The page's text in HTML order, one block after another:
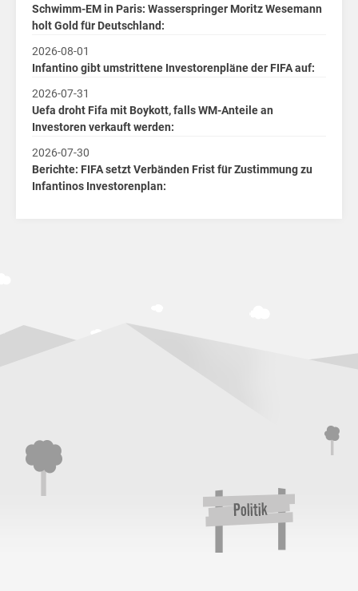
Schwimm-EM in Paris: Wasserspringer Moritz Wesemann
holt Gold für Deutschland:
2026-08-01
Infantino gibt umstrittene Investorenpläne der FIFA auf:
2026-07-31
Uefa droht Fifa mit Boykott, falls WM-Anteile an
Investoren verkauft werden:
2026-07-30
Berichte: FIFA setzt Verbänden Frist für Zustimmung zu
Infantinos Investorenplan: